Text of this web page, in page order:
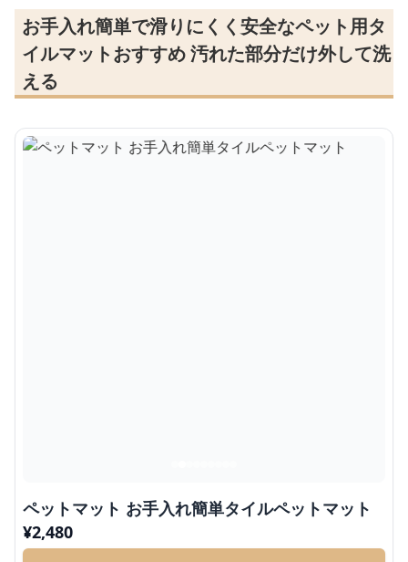
お手入れ簡単で滑りにくく安全なペット用タ
イルマットおすすめ 汚れた部分だけ外して洗
える
ペットマット お手入れ簡単タイルペットマット
¥2,480